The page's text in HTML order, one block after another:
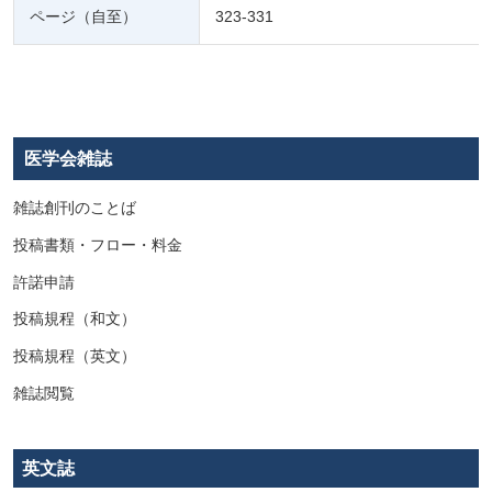
ページ（自至） 323-331
医学会雑誌
雑誌創刊のことば
投稿書類・フロー・料金
許諾申請
投稿規程（和文）
投稿規程（英文）
雑誌閲覧
英文誌